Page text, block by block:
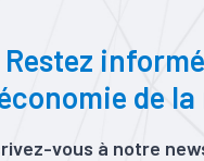
Restez
de
vous à notre